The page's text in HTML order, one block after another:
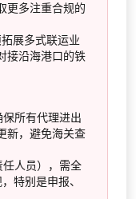
更多注重合规的
展多式联运业
接沿海港口的铁
所有代理进出
新，避免海关查
人员），需全
特别是申报、